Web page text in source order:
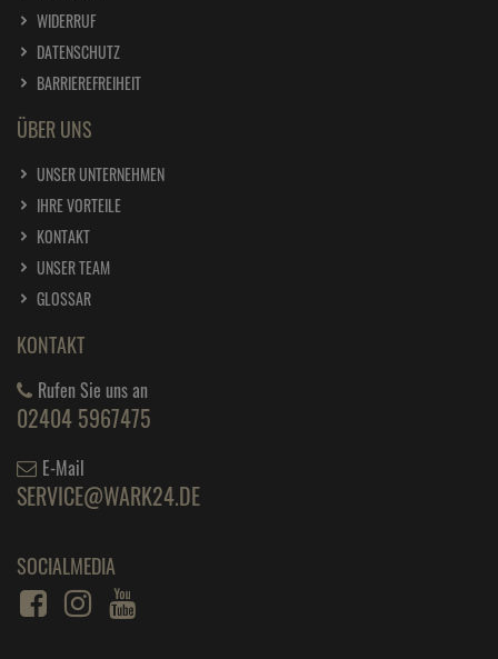
WIDERRUF
DATENSCHUTZ
BARRIEREFREIHEIT
ÜBER UNS
UNSER UNTERNEHMEN
IHRE VORTEILE
KONTAKT
UNSER TEAM
GLOSSAR
KONTAKT
Rufen Sie uns an
02404 5967475
E-Mail
SERVICE@WARK24.DE
SOCIALMEDIA